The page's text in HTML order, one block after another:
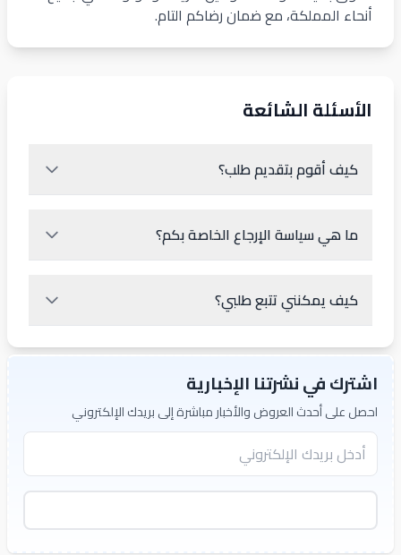
أنحاء المملكة، مع ضمان رضاكم التام.
الأسئلة الشائعة
كيف أقوم بتقديم طلب؟
ما هي سياسة الإرجاع الخاصة بكم؟
كيف يمكنني تتبع طلبي؟
اشترك في نشرتنا الإخبارية
احصل على أحدث العروض والأخبار مباشرة إلى بريدك الإلكتروني